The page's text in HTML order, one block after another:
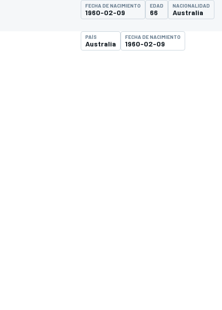
INDYCAR
FECHA DE NACIMIENTO
1960-02-09
EDAD
66
NACIONALIDAD
Australia
PAÍS
Australia
FECHA DE NACIMIENTO
1960-02-09